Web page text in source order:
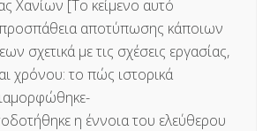
Χανίων [Το κείμενο αυτό
προσπάθεια αποτύπωσης κάποιων
σχετικά με τις σχέσεις εργασίας,
χρόνου: το πώς ιστορικά
η έννοια του ελεύθερου